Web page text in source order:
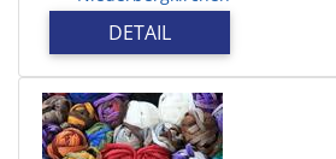
DETAIL